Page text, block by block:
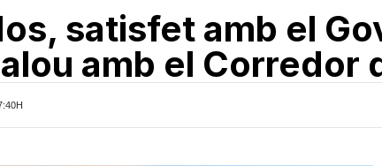
satisfet amb el
amb el Corredor